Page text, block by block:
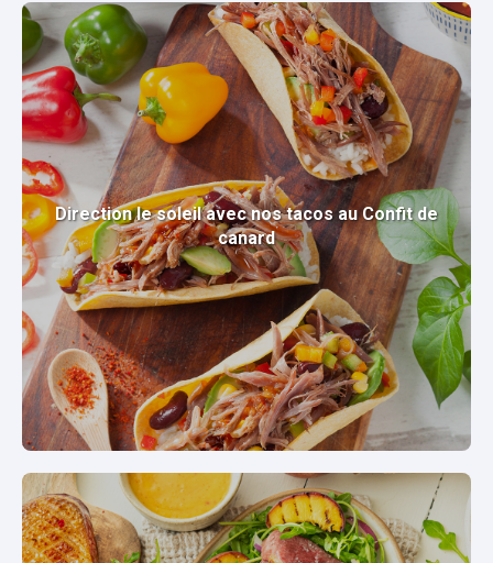
Direction le soleil avec nos tacos au Confit de
canard